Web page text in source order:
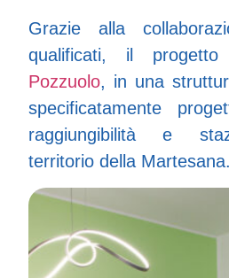
Grazie alla
qualificati, il
Pozzuolo, in una
specificatamente
raggiungibilità e
territorio della Martesana.